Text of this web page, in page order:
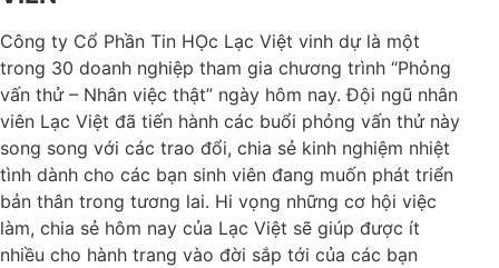
Công ty Cổ Phần Tin HỌc Lạc Việt vinh dự là một
trong 30 doanh nghiệp tham gia chương trình “Phỏng
vấn thử – Nhân việc thật” ngày hôm nay. Đội ngũ nhân
viên Lạc Việt đã tiến hành các buổi phỏng vấn thử này
song song với các trao đổi, chia sẻ kinh nghiệm nhiệt
tình dành cho các bạn sinh viên đang muốn phát triển
bản thân trong tương lai. Hi vọng những cơ hội việc
làm, chia sẻ hôm nay của Lạc Việt sẽ giúp được ít
nhiều cho hành trang vào đời sắp tới của các bạn